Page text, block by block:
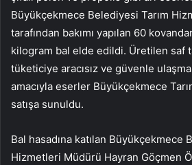
Büyükçekmece Belediyesi Tarım
tarafından bakımı yapılan 60
kilogram bal elde edildi. Üretilen saf
tüketiciye aracısız ve güvenle
amacıyla eserler Büyükçekmece
satışa sunuldu.
Bal hasadına katılan Büyükçekmece
Hizmetleri Müdürü Hayran Göçmen